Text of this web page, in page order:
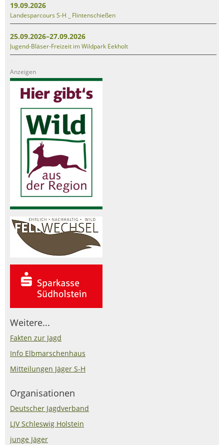
19.09.2026
Landesparcours S-H _ Flintenschießen
25.09.2026–27.09.2026
Jugend-Bläser-Freizeit im Wildpark Eekholt
Anzeigen
Weitere...
Fakten zur Jagd
Info Elbmarschenhaus
Mitteilungen Jäger S-H
Organisationen
Deutscher Jagdverband
LJV Schleswig Holstein
junge Jäger